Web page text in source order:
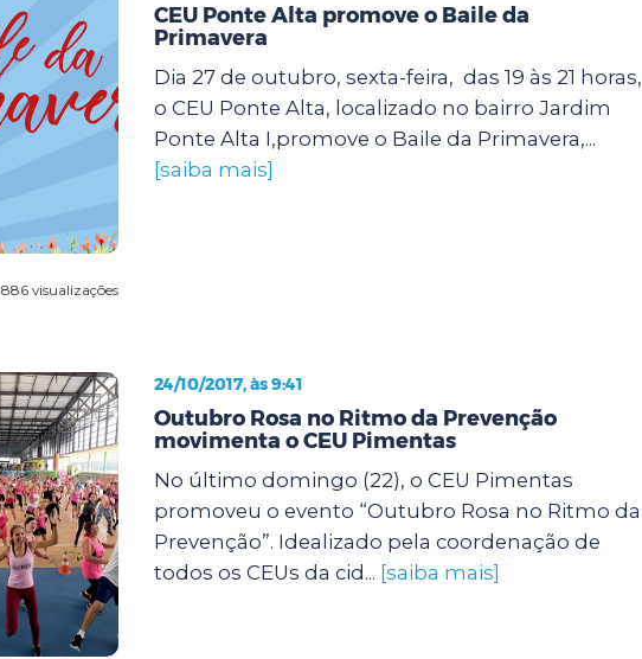
886 visualizações
CEU Ponte Alta promove o Baile da
Primavera
Dia 27 de outubro, sexta-feira, das 19 às 21 horas,
o CEU Ponte Alta, localizado no bairro Jardim
Ponte Alta I,promove o Baile da Primavera,...
[saiba mais]
24/10/2017, às 9:41
Outubro Rosa no Ritmo da Prevenção
movimenta o CEU Pimentas
No último domingo (22), o CEU Pimentas
promoveu o evento “Outubro Rosa no Ritmo da
Prevenção”. Idealizado pela coordenação de
todos os CEUs da cid... [saiba mais]